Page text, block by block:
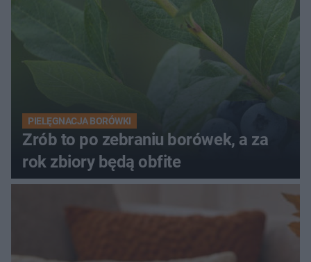
PIELĘGNACJA BORÓWKI
Zrób to po zebraniu borówek, a za
rok zbiory będą obfite